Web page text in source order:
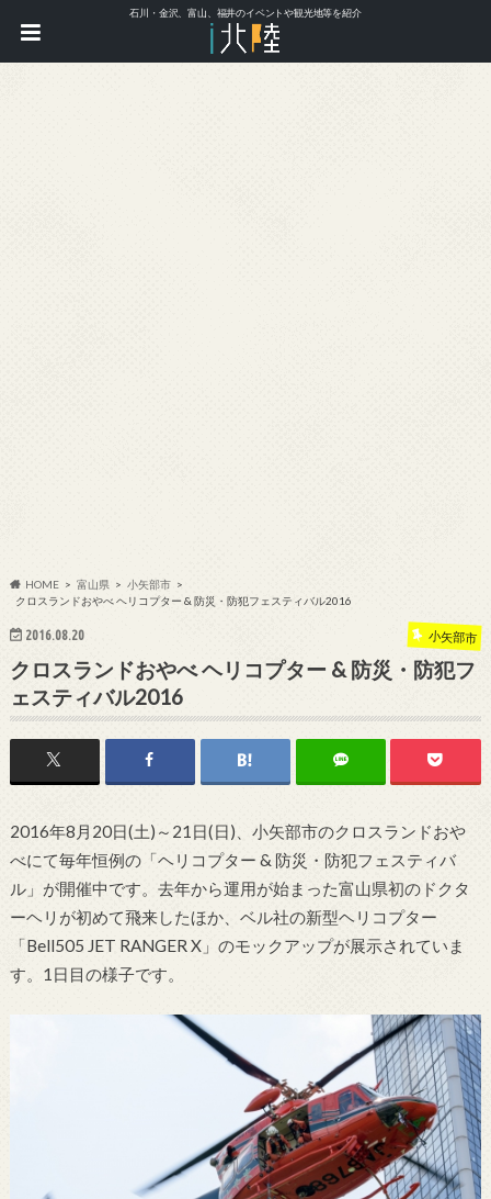
石川・金沢、富山、福井のイベントや観光地等を紹介
HOME 富山県
小矢部市
クロスランドおやべ ヘリコプター & 防災・防犯フェスティバル2016
2016.08.20 小矢部市
クロスランドおやべ ヘリコプター & 防災・防犯フ
ェスティバル2016
2016年8月20日(土)～21日(日)、小矢部市のクロスランドおや
べにて毎年恒例の「ヘリコプター & 防災・防犯フェスティバ
ル」が開催中です。去年から運用が始まった富山県初のドクタ
ーヘリが初めて飛来したほか、ベル社の新型ヘリコプター
「Bell505 JET RANGER X」のモックアップが展示されていま
す。1日目の様子です。